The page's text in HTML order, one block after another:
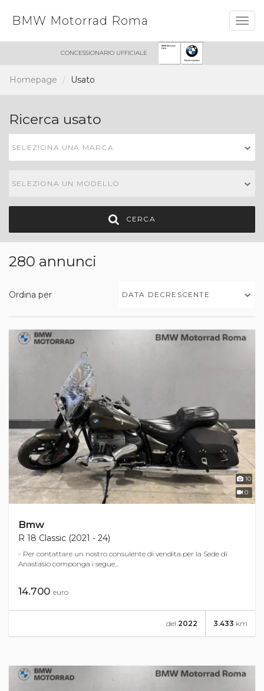
BMW Motorrad Roma
CONCESSIONARIO UFFICIALE
Homepage Usato
Ricerca usato
SELEZIONA UNA MARCA
SELEZIONA UN MODELLO
CERCA
280 annunci
Ordina per DATA DECRESCENTE
10
0
Bmw
R 18 Classic (2021 - 24)
- Per contattare un nostro consulente di vendita per la Sede di
Anastasio componga i segue...
14.700 euro
3.433 km
del 2022